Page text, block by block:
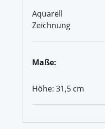
Aquarell
Zeichnung
Maße:
Höhe: 31,5 cm